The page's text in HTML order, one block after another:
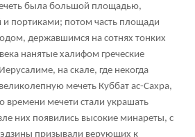
была большой площадью,
и портиками; потом часть площади
державшимся на сотнях тонких
нанятые халифом греческие
на скале, где некогда
мечеть Куббат ас-Сахра,
времени мечети стали украшать
них появились высокие минареты, с
призывали верующих к